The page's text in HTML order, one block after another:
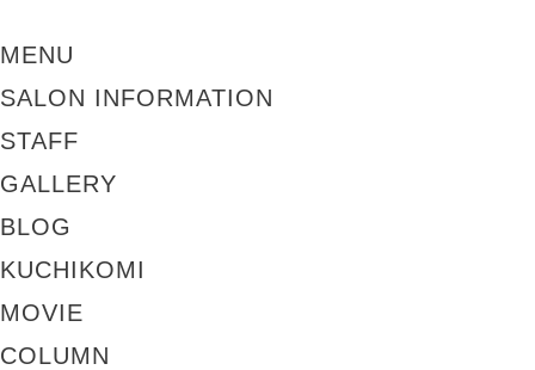
MENU
SALON INFORMATION
STAFF
GALLERY
BLOG
KUCHIKOMI
MOVIE
COLUMN